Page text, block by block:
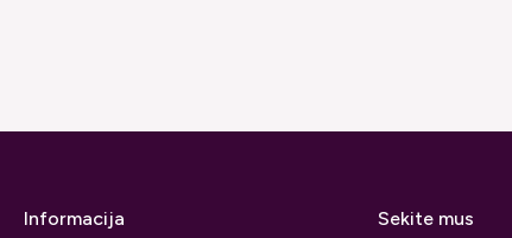
Informacija Sekite mus